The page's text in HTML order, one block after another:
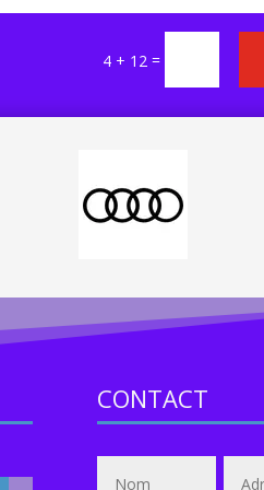
4 + 12 =
CONTACT